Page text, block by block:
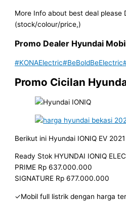
More Info about best deal please
(stock/colour/price,)
Promo Dealer Hyundai
#KONAElectric#BeBoldBeElectric
Promo Cicilan
Berikut ini Hyundai IONIQ EV 2021
Ready Stok HYUNDAI IONIQ
PRIME Rp 637.000.000
SIGNATURE Rp 677.000.000
✓Mobil full listrik dengan harga